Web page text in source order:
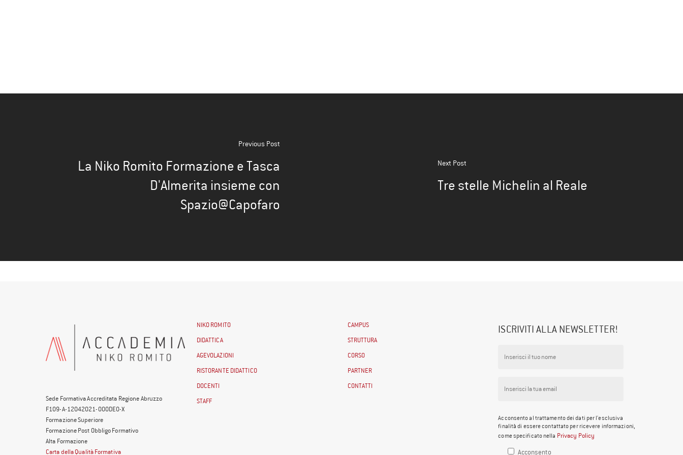
Previous Post
La Niko Romito Formazione e Tasca
D'Almerita insieme con
Spazio@Capofaro
Next Post
Tre stelle Michelin al Reale
Sede Formativa Accreditata Regione Abruzzo
F109-A-12042021-000DE0-X
Formazione Superiore
Formazione Post Obbligo Formativo
Alta Formazione
Carta della Qualità Formativa
NIKO ROMITO
DIDATTICA
AGEVOLAZIONI
RISTORANTE DIDATTICO
DOCENTI
STAFF
CAMPUS
STRUTTURA
CORSO
PARTNER
CONTATTI
ISCRIVITI ALLA NEWSLETTER!
Acconsento al trattamento dei dati per l'esclusiva
finalità di essere contattato per ricevere informazioni,
come specificato nella Privacy Policy
Acconsento